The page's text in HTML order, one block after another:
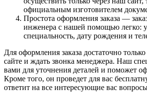
официальным изготовителем
Простота оформления заказа —
инженера с нашей помощью легко:
специальность, дату рождения и
Для оформления заказа достаточно только
сайте и ждать звонка менеджера. Наш
вами для уточнения деталей и поможет
Кроме того, он проведет для вас
ответит на все интересующие вас